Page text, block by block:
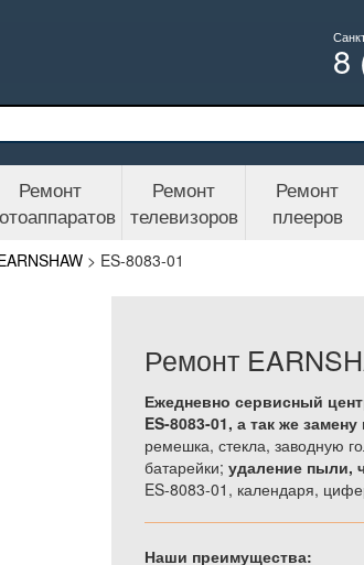
8
Ремонт
Ремонт
телевизоров
Ремонт
плееров
> ES-8083-01
Ремонт
Ежедневно сервисный
ES-8083-01, а так же замену
ремешка, стекла, заводную
батарейки; удаление пыли,
ES-8083-01, календаря,
Наши преимущества: